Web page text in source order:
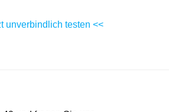
unverbindlich testen <<